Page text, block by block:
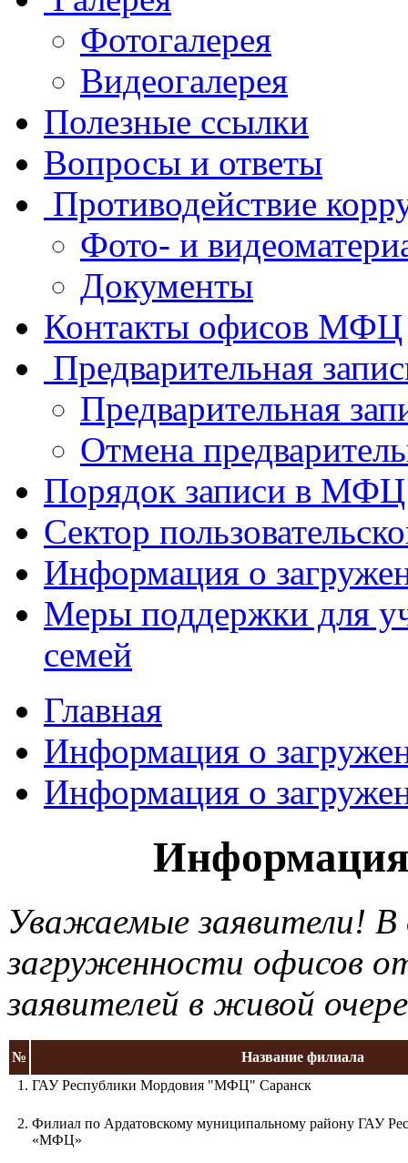
Фотогалерея
Видеогалерея
Полезные ссылки
Вопросы и ответы
Противодействие
Фото- и
Документы
Контакты офисов МФЦ
Предварительная
Предварительная
Отмена
Порядок записи в МФЦ
Сектор
Информация о
Меры поддержки для
семей
Главная
Информация о
Информация о
Информация
Уважаемые заявители!
загруженности офисов
заявителей в живой
№
Название филиала
1. ГАУ Республики Мордовия "МФЦ" Саранск
2. Филиал по Ардатовскому муниципальному району ГАУ
«МФЦ»